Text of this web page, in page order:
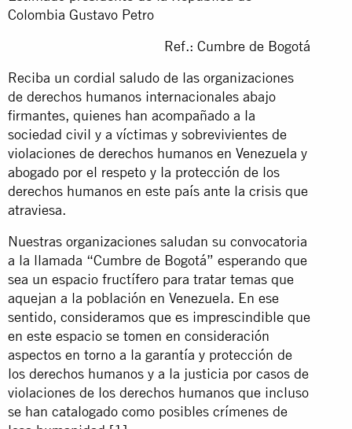
Colombia Gustavo Petro
Ref.: Cumbre de Bogotá
Reciba un cordial saludo de las organizaciones
de derechos humanos internacionales abajo
firmantes, quienes han acompañado a la
sociedad civil y a víctimas y sobrevivientes de
violaciones de derechos humanos en Venezuela y
abogado por el respeto y la protección de los
derechos humanos en este país ante la crisis que
atraviesa.
Nuestras organizaciones saludan su convocatoria
a la llamada “Cumbre de Bogotá” esperando que
sea un espacio fructífero para tratar temas que
aquejan a la población en Venezuela. En ese
sentido, consideramos que es imprescindible que
en este espacio se tomen en consideración
aspectos en torno a la garantía y protección de
los derechos humanos y a la justicia por casos de
violaciones de los derechos humanos que incluso
se han catalogado como posibles crímenes de